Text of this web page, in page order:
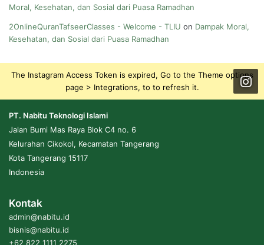
Moral, Kesehatan, dan Sosial dari Puasa Ramadhan
2OnlineQuranTafseerClasses - Welcome - TLIU on Dampak Moral,
Kesehatan, dan Sosial dari Puasa Ramadhan
The Instagram Access Token is expired, Go to the Theme options
page > Integrations, to to refresh it.
PT. Nabitu Teknologi Islami
Jalan Bumi Mas Raya Blok C4 no. 6
Kelurahan Cikokol, Kecamatan Tangerang
Kota Tangerang 15117
Indonesia
Kontak
admin@nabitu.id
bisnis@nabitu.id
+62 822 1111 2275